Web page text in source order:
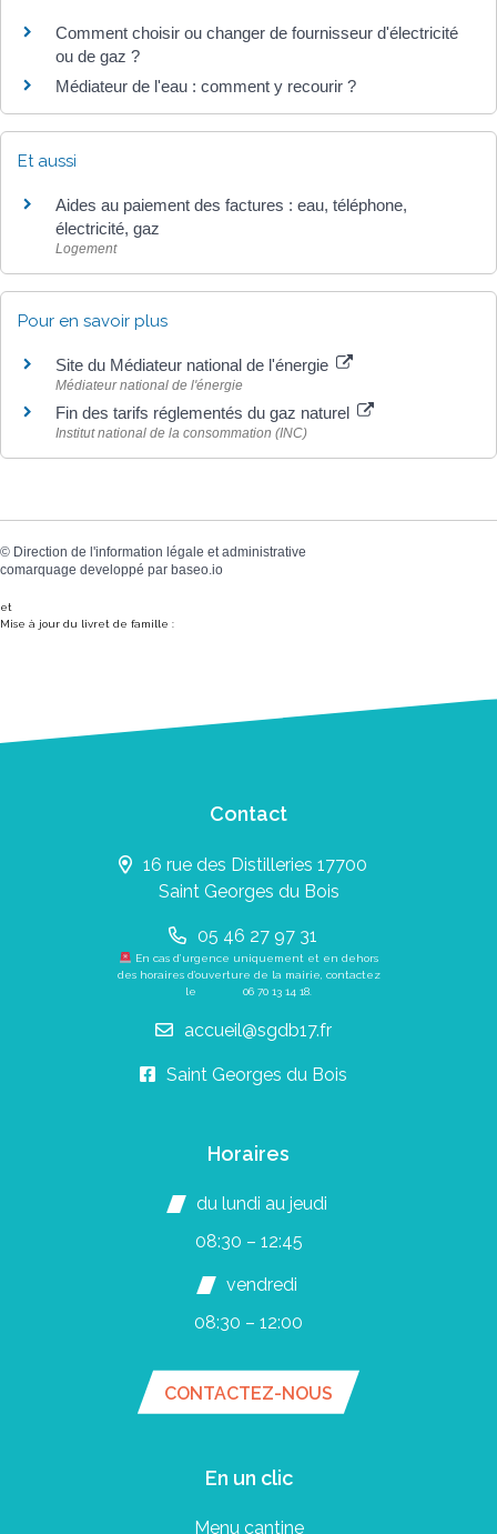
Comment choisir ou changer de fournisseur d'électricité
ou de gaz ?
Médiateur de l'eau : comment y recourir ?
Et aussi
Aides au paiement des factures : eau, téléphone,
électricité, gaz
Logement
Pour en savoir plus
Site du Médiateur national de l'énergie
Médiateur national de l'énergie
Fin des tarifs réglementés du gaz naturel
Institut national de la consommation (INC)
© Direction de l'information légale et administrative
comarquage developpé par baseo.io
et
Mise à jour du livret de famille :
Contact
16 rue des Distilleries 17700
Saint Georges du Bois
05 46 27 97 31
En cas d’urgence uniquement et en dehors
des horaires d’ouverture de la mairie, contactez
le 06 70 13 14 18
accueil@sgdb17.fr
Saint Georges du Bois
Horaires
du lundi au jeudi
08:30 – 12:45
vendredi
08:30 – 12:00
CONTACTEZ-NOUS
En un clic
Menu cantine